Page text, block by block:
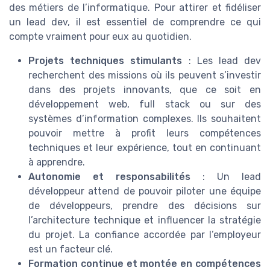
des métiers de l’informatique. Pour attirer et fidéliser
un lead dev, il est essentiel de comprendre ce qui
compte vraiment pour eux au quotidien.
Projets techniques stimulants : Les lead dev
recherchent des missions où ils peuvent s’investir
dans des projets innovants, que ce soit en
développement web, full stack ou sur des
systèmes d’information complexes. Ils souhaitent
pouvoir mettre à profit leurs compétences
techniques et leur expérience, tout en continuant
à apprendre.
Autonomie et responsabilités : Un lead
développeur attend de pouvoir piloter une équipe
de développeurs, prendre des décisions sur
l’architecture technique et influencer la stratégie
du projet. La confiance accordée par l’employeur
est un facteur clé.
Formation continue et montée en compétences